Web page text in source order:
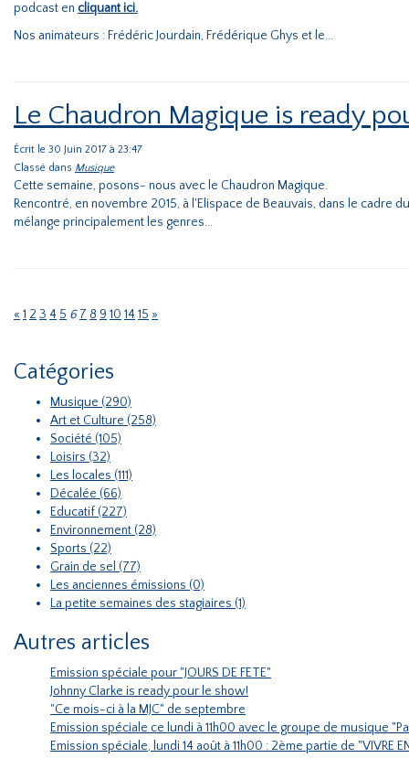
podcast en cliquant ici.
Nos animateurs : Frédéric Jourdain, Frédérique Ghys et le...
Le Chaudron Magique is ready
Écrit le 30 Juin 2017 à 23:47
Classé dans Musique
Cette semaine, posons- nous avec le Chaudron Magique.
Rencontré, en novembre 2015, à l'Elispace de Beauvais, dans le cadre
mélange principalement les genres...
« 1 2 3 4 5 6 7 8 9 10 14 15 »
Catégories
Musique (290)
Art et Culture (258)
Société (105)
Loisirs (32)
Les locales (111)
Décalée (66)
Educatif (227)
Environnement (28)
Sports (22)
Grain de sel (77)
Les anciennes émissions (0)
La petite semaines des stagiaires (1)
Autres articles
Emission spéciale pour "JOURS DE FETE"
Johnny Clarke is ready pour le show!
"Ce mois-ci à la MJC" de septembre
Emission spéciale ce lundi à 11h00 avec le groupe de musique
Emission spéciale, lundi 14 août à 11h00 : 2ème partie de "VIVRE